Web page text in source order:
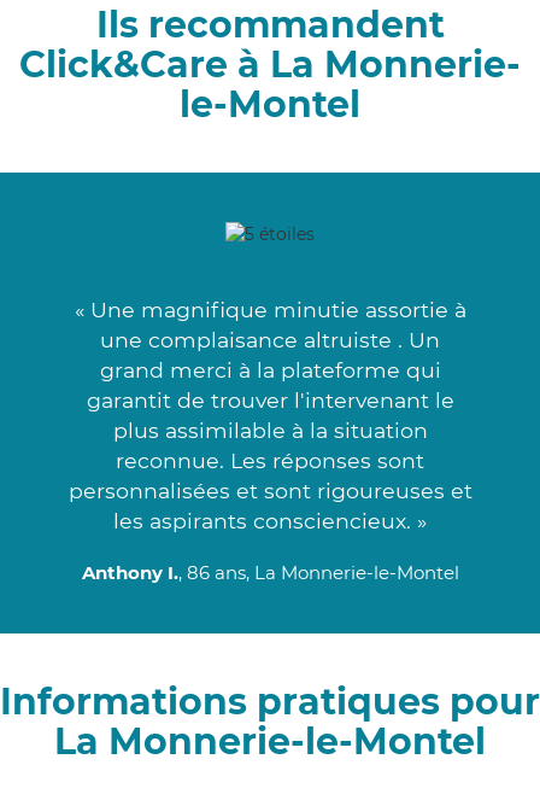
Ils recommandent
Click&Care à La Monnerie-
le-Montel
« Une magnifique minutie assortie à
une complaisance altruiste . Un
grand merci à la plateforme qui
garantit de trouver l'intervenant le
plus assimilable à la situation
reconnue. Les réponses sont
personnalisées et sont rigoureuses et
les aspirants consciencieux. »
Anthony I., 86 ans, La Monnerie-le-Montel
Informations pratiques pour
La Monnerie-le-Montel